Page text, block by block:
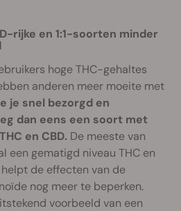
rijke en 1:1-soorten minder
hoge THC-gehaltes
anderen meer moeite met
je snel bezorgd en
dan eens een soort met
en CBD. De meeste van
een gematigd niveau THC en
de effecten van de
nog meer te beperken.
voorbeeld van een